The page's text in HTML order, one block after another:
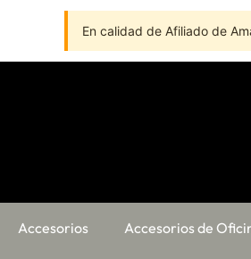
En calidad de Afiliado de
Accesorios Accesorios de